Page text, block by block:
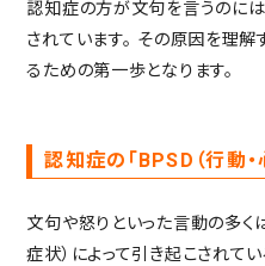
認知症の方が文句を言うのに
されています。 その原因を理解
るための第一歩となります。
認知症の「BPSD（行動・
文句や怒りといった言動の多く
症状）によって引き起こされてい